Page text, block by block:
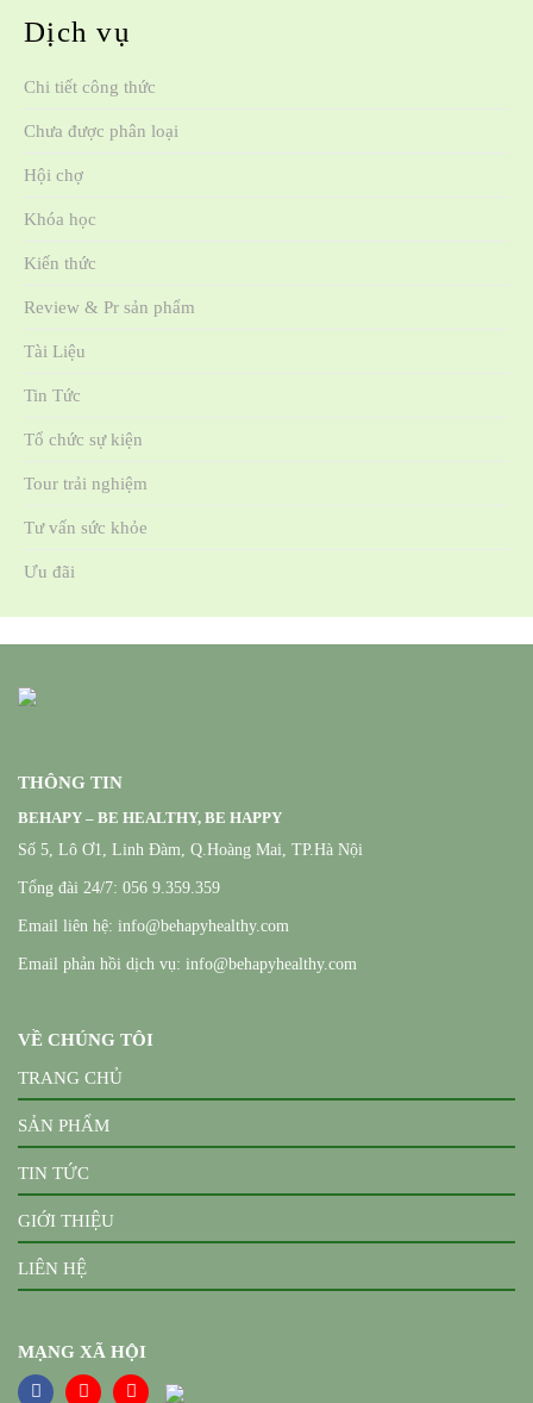
Dịch vụ
Chi tiết công thức
Chưa được phân loại
Hội chợ
Khóa học
Kiến thức
Review & Pr sản phẩm
Tài Liệu
Tin Tức
Tổ chức sự kiện
Tour trải nghiệm
Tư vấn sức khỏe
Ưu đãi
THÔNG TIN
BEHAPY – BE HEALTHY, BE HAPPY
Số 5, Lô Ơ1, Linh Đàm, Q.Hoàng Mai, TP.Hà Nội
Tổng đài 24/7: 056 9.359.359
Email liên hệ: info@behapyhealthy.com
Email phản hồi dịch vụ: info@behapyhealthy.com
VỀ CHÚNG TÔI
TRANG CHỦ
SẢN PHẨM
TIN TỨC
GIỚI THIỆU
LIÊN HỆ
MẠNG XÃ HỘI